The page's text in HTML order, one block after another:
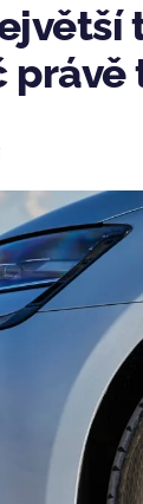
právě